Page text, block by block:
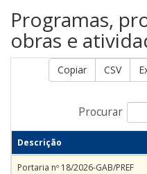
Programas,
obras e
Copiar CSV
Procurar
Descrição
Portaria nº 18/2026-GAB/PREF